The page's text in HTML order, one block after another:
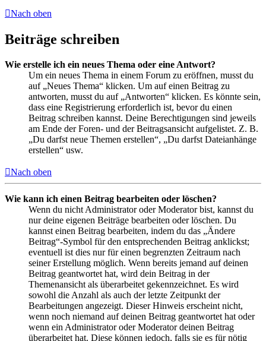
Nach oben
Beiträge schreiben
Wie erstelle ich ein neues Thema oder eine Antwort?
Um ein neues Thema in einem Forum zu eröffnen, musst du
auf „Neues Thema“ klicken. Um auf einen Beitrag zu
antworten, musst du auf „Antworten“ klicken. Es könnte sein,
dass eine Registrierung erforderlich ist, bevor du einen
Beitrag schreiben kannst. Deine Berechtigungen sind jeweils
am Ende der Foren- und der Beitragsansicht aufgelistet. Z. B.
„Du darfst neue Themen erstellen“, „Du darfst Dateianhänge
erstellen“ usw.
Nach oben
Wie kann ich einen Beitrag bearbeiten oder löschen?
Wenn du nicht Administrator oder Moderator bist, kannst du
nur deine eigenen Beiträge bearbeiten oder löschen. Du
kannst einen Beitrag bearbeiten, indem du das „Ändere
Beitrag“-Symbol für den entsprechenden Beitrag anklickst;
eventuell ist dies nur für einen begrenzten Zeitraum nach
seiner Erstellung möglich. Wenn bereits jemand auf deinen
Beitrag geantwortet hat, wird dein Beitrag in der
Themenansicht als überarbeitet gekennzeichnet. Es wird
sowohl die Anzahl als auch der letzte Zeitpunkt der
Bearbeitungen angezeigt. Dieser Hinweis erscheint nicht,
wenn noch niemand auf deinen Beitrag geantwortet hat oder
wenn ein Administrator oder Moderator deinen Beitrag
überarbeitet hat. Diese können jedoch, falls sie es für nötig